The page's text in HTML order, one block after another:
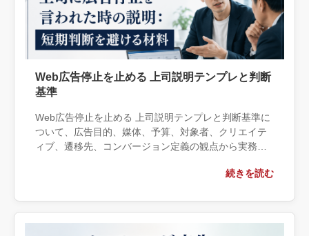
Web広告停止を止める 上司説明テンプレと判断
基準
Web広告停止を止める 上司説明テンプレと判断基準に
ついて、広告目的、媒体、予算、対象者、クリエイテ
ィブ、遷移先、コンバージョン定義の観点から実務上
部へ相談する条件、相談前に用意する情報、依頼後に
続きを読む